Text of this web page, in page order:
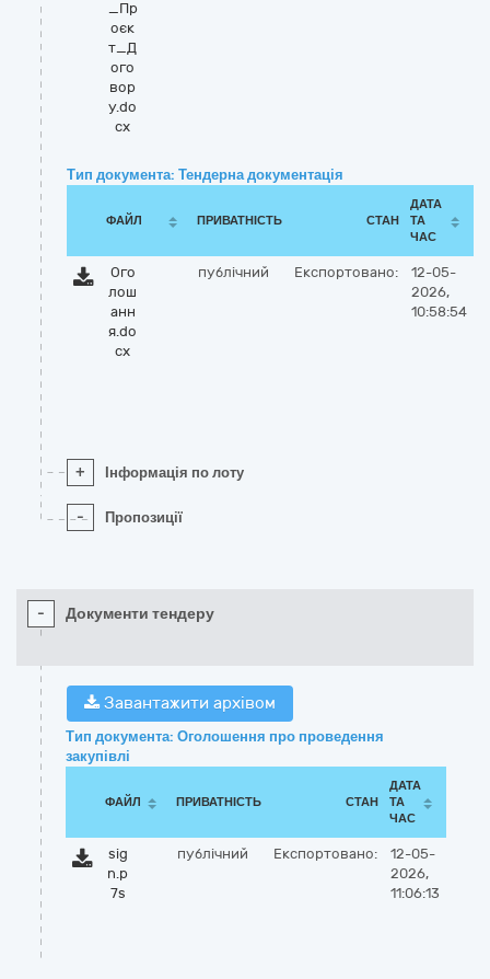
_Пр
оєк
т_Д
ого
вор
у.do
cx
Тип документа: Тендерна документація
ФАЙЛ ПРИВАТНІСТЬ СТАН
ДАТА
ТА
ЧАС
Ого
лош
анн
я.do
cx
публічний Експортовано:
12-05-
2026,
10:58:54
+ Інформація по лоту
- Пропозиції
- Документи тендеру
Завантажити архівом
Тип документа: Оголошення про проведення
закупівлі
ФАЙЛ ПРИВАТНІСТЬ СТАН
ДАТА
ТА
ЧАС
sig
n.p
7s
публічний Експортовано:
12-05-
2026,
11:06:13